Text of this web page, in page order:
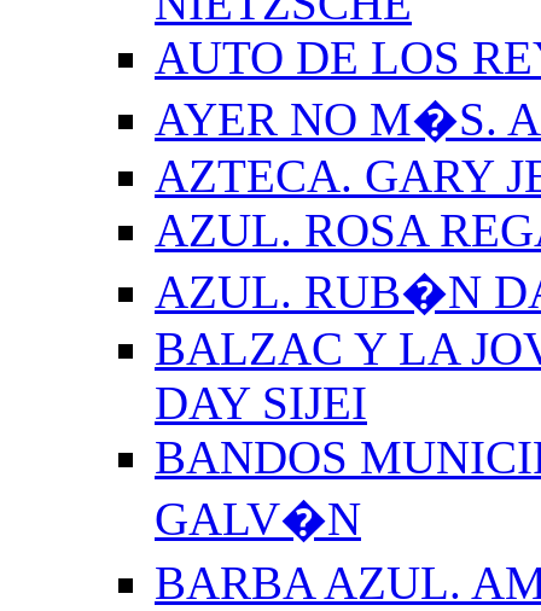
AUTO DE LOS
AYER NO M�S.
AZTECA. GARY
AZUL. ROSA
AZUL. RUB�N
BALZAC Y LA
DAY SIJEI
BANDOS
GALV�N
BARBA AZUL.